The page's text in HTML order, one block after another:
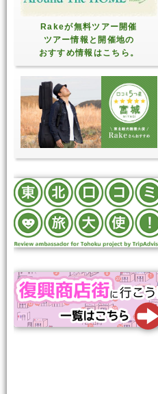
Rakeが無料ツアー開催
ツアー情報と開催地の
おすすめ情報はこちら。